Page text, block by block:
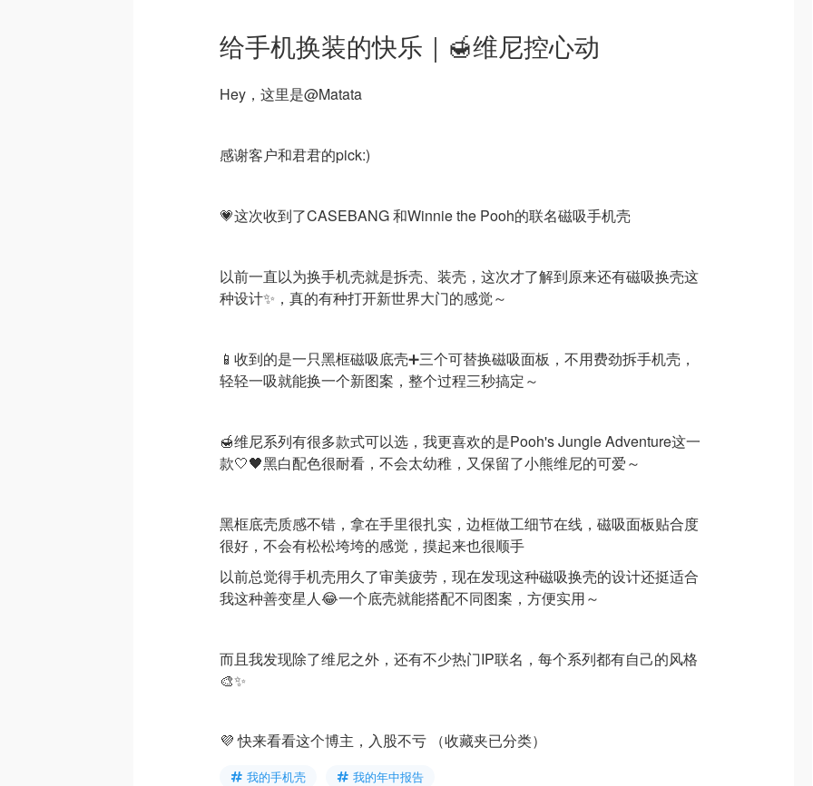
给手机换装的快乐｜🍯维尼控心动
Hey，这里是@Matata
感谢客户和君君的pick:)
💗这次收到了CASEBANG 和Winnie the Pooh的联名磁吸手机壳
以前一直以为换手机壳就是拆壳、装壳，这次才了解到原来还有磁吸换壳这
种设计✨，真的有种打开新世界大门的感觉～
📱收到的是一只黑框磁吸底壳➕三个可替换磁吸面板，不用费劲拆手机壳，
轻轻一吸就能换一个新图案，整个过程三秒搞定～
🍯维尼系列有很多款式可以选，我更喜欢的是Pooh's Jungle Adventure这一
款🤍🖤黑白配色很耐看，不会太幼稚，又保留了小熊维尼的可爱～
黑框底壳质感不错，拿在手里很扎实，边框做工细节在线，磁吸面板贴合度
很好，不会有松松垮垮的感觉，摸起来也很顺手
以前总觉得手机壳用久了审美疲劳，现在发现这种磁吸换壳的设计还挺适合
我这种善变星人😂一个底壳就能搭配不同图案，方便实用～
而且我发现除了维尼之外，还有不少热门IP联名，每个系列都有自己的风格
🎨✨
💜 快来看看这个博主，入股不亏 （收藏夹已分类）
我的手机壳
我的年中报告